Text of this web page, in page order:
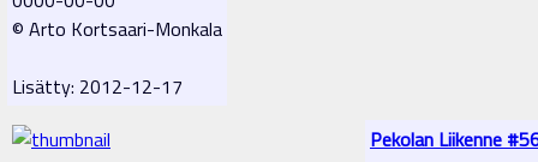
© Arto Kortsaari-Monkala
Lisätty: 2012-12-17
Pekolan Liikenne